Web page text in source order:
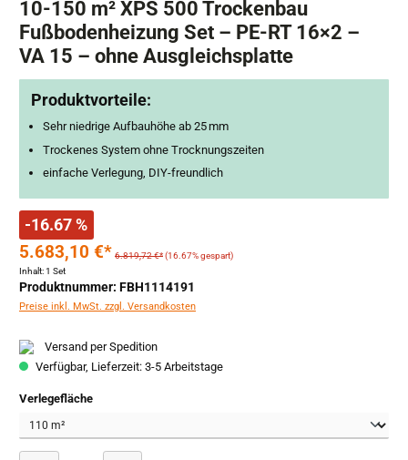
10-150 m² XPS 500 Trockenbau
Fußbodenheizung Set – PE-RT 16×2 –
VA 15 – ohne Ausgleichsplatte
Produktvorteile:
Sehr niedrige Aufbauhöhe ab 25 mm
Trockenes System ohne Trocknungszeiten
einfache Verlegung, DIY-freundlich
-16.67 %
5.683,10 €* 6.819,72 €*(16.67% gespart)
Inhalt:1 Set
Produktnummer: FBH1114191
Preise inkl. MwSt. zzgl. Versandkosten
Versand per Spedition
Verfügbar, Lieferzeit: 3-5 Arbeitstage
Verlegeflächeauswählen